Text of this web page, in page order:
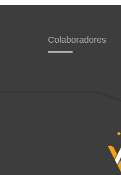
Colaboradores